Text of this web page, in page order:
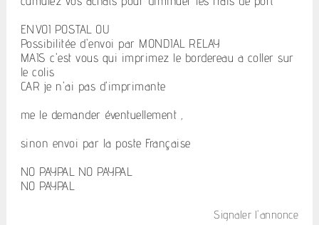
ENVOI POSTAL OU
Possibilitée d'envoi par MONDIAL RELAY
MAIS c'est vous qui imprimez le bordereau a coller sur
le colis
CAR je n'ai pas d'imprimante
me le demander éventuellement ,
sinon envoi par la poste Française
NO PAYPAL NO PAYPAL
NO PAYPAL
Signaler l'annonce